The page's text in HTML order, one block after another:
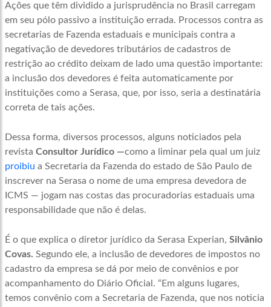
Ações que têm dividido a jurisprudência no Brasil carregam
em seu pólo passivo a instituição errada. Processos contra as
secretarias de Fazenda estaduais e municipais contra a
negativação de devedores tributários de cadastros de
restrição ao crédito deixam de lado uma questão importante:
a inclusão dos devedores é feita automaticamente por
instituições como a Serasa, que, por isso, seria a destinatária
correta de tais ações.
Dessa forma, diversos processos, alguns noticiados pela
revista Consultor Jurídico —como a liminar pela qual um juiz
proibiu a Secretaria da Fazenda do estado de São Paulo de
inscrever na Serasa o nome de uma empresa devedora de
ICMS — jogam nas costas das procuradorias estaduais uma
responsabilidade que não é delas.
É o que explica o diretor jurídico da Serasa Experian, Silvânio
Covas. Segundo ele, a inclusão de devedores de impostos no
cadastro da empresa se dá por meio de convênios e por
acompanhamento do Diário Oficial. “Em alguns lugares,
temos convênio com a Secretaria de Fazenda, que nos noticia